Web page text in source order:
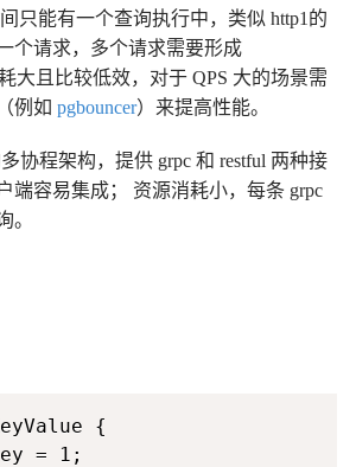
只能有一个查询执行中，类似 http1的
个请求，多个请求需要形成
大且比较低效，对于 QPS 大的场景需
例如 pgbouncer）来提高性能。
多协程架构，提供 grpc 和 restful 两种接
端容易集成； 资源消耗小，每条 grpc
。